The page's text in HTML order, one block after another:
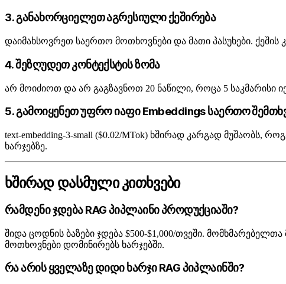
3. განახორციელეთ აგრესიული ქეშირება
დაიმახსოვრეთ საერთო მოთხოვნები და მათი პასუხები.
4. შეზღუდეთ კონტექსტის ზომა
არ მოიძიოთ და არ გაგზავნოთ 20 ნაწილი, როცა 5 საკმარისი
5. გამოიყენეთ უფრო იაფი Embeddings საერთო
text-embedding-3-small ($0.02/MTok) ხშირად კარგად მუშაობს,
ხარჯებზე.
ხშირად დასმული კითხვები
რამდენი ჯდება RAG პიპლაინი პროდუქციაში?
შიდა ცოდნის ბაზები ჯდება $500-$1,000/თვეში.
მოთხოვნები დომინირებს ხარჯებში.
რა არის ყველაზე დიდი ხარჯი RAG პიპლაინში?